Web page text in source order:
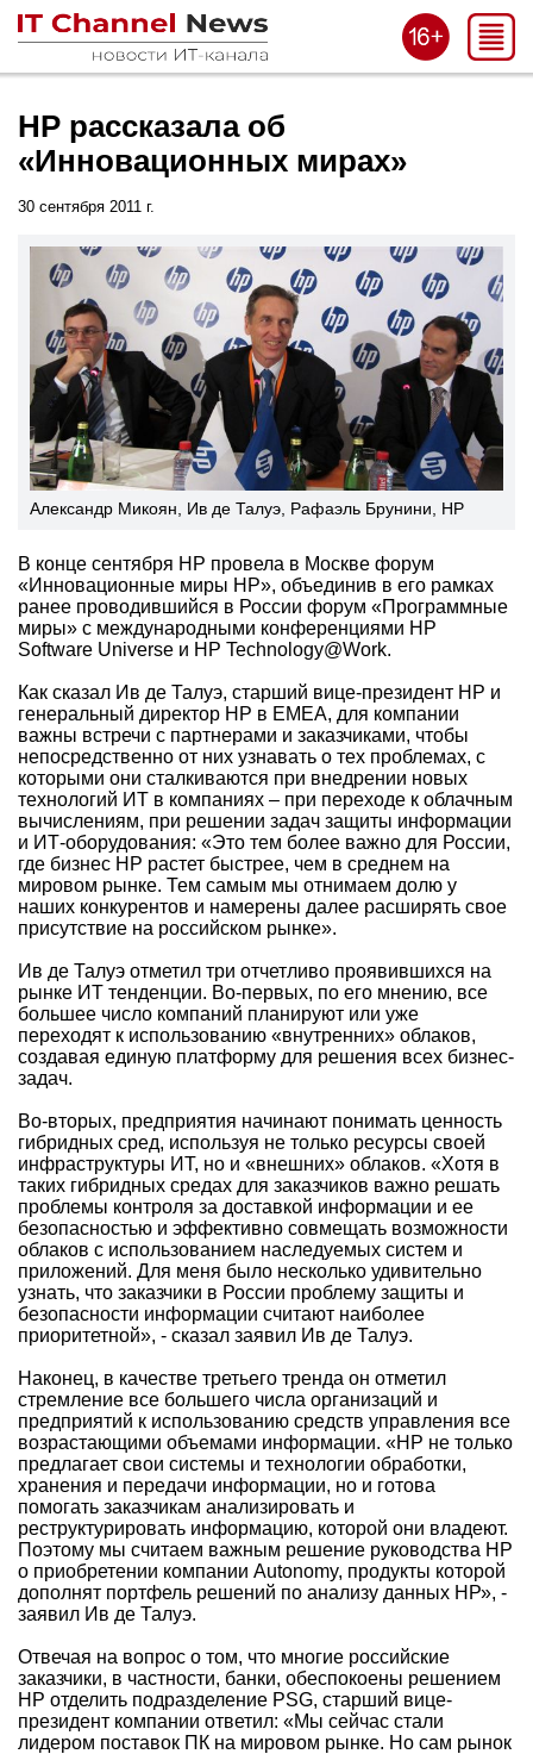
HP рассказала об
«Инновационных мирах»
30 сентября 2011 г.
Александр Микоян, Ив де Талуэ, Рафаэль Брунини, HP
В конце сентября HP провела в Москве форум
«Инновационные миры HP», объединив в его рамках
ранее проводившийся в России форум «Программные
миры» с международными конференциями HP
Software Universe и HP Technology@Work.
Как сказал Ив де Талуэ, старший вице-президент НР и
генеральный директор НР в ЕМЕА, для компании
важны встречи с партнерами и заказчиками, чтобы
непосредственно от них узнавать о тех проблемах, с
которыми они сталкиваются при внедрении новых
технологий ИТ в компаниях – при переходе к облачным
вычислениям, при решении задач защиты информации
и ИТ-оборудования: «Это тем более важно для России,
где бизнес НР растет быстрее, чем в среднем на
мировом рынке. Тем самым мы отнимаем долю у
наших конкурентов и намерены далее расширять свое
присутствие на российском рынке».
Ив де Талуэ отметил три отчетливо проявившихся на
рынке ИТ тенденции. Во-первых, по его мнению, все
большее число компаний планируют или уже
переходят к использованию «внутренних» облаков,
создавая единую платформу для решения всех бизнес-
задач.
Во-вторых, предприятия начинают понимать ценность
гибридных сред, используя не только ресурсы своей
инфраструктуры ИТ, но и «внешних» облаков. «Хотя в
таких гибридных средах для заказчиков важно решать
проблемы контроля за доставкой информации и ее
безопасностью и эффективно совмещать возможности
облаков с использованием наследуемых систем и
приложений. Для меня было несколько удивительно
узнать, что заказчики в России проблему защиты и
безопасности информации считают наиболее
приоритетной», - сказал заявил Ив де Талуэ.
Наконец, в качестве третьего тренда он отметил
стремление все большего числа организаций и
предприятий к использованию средств управления все
возрастающими объемами информации. «НР не только
предлагает свои системы и технологии обработки,
хранения и передачи информации, но и готова
помогать заказчикам анализировать и
реструктурировать информацию, которой они владеют.
Поэтому мы считаем важным решение руководства НР
о приобретении компании Autonomy, продукты которой
дополнят портфель решений по анализу данных НР», -
заявил Ив де Талуэ.
Отвечая на вопрос о том, что многие российские
заказчики, в частности, банки, обеспокоены решением
НР отделить подразделение PSG, старший вице-
президент компании ответил: «Мы сейчас стали
лидером поставок ПК на мировом рынке. Но сам рынок